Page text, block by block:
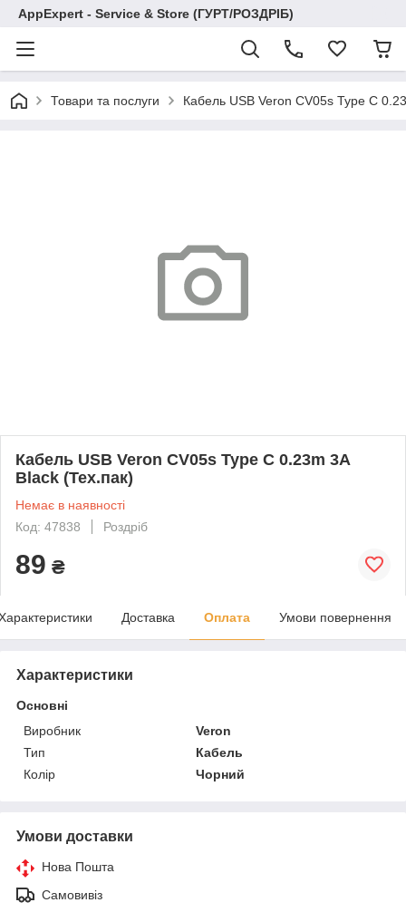
AppExpert - Service & Store (ГУРТ/РОЗДРІБ)
Товари та послуги Кабель USB Veron CV05s Type C
Кабель USB Veron CV05s Type C 0.23m 3A
Black (Тех.пак)
Немає в наявності
Код: 47838
Роздріб
89 ₴
Доставка Оплата Умови повернення
Характеристики
Основні
Виробник
Veron
Тип
Кабель
Колір
Чорний
Умови доставки
Нова Пошта
Самовивіз